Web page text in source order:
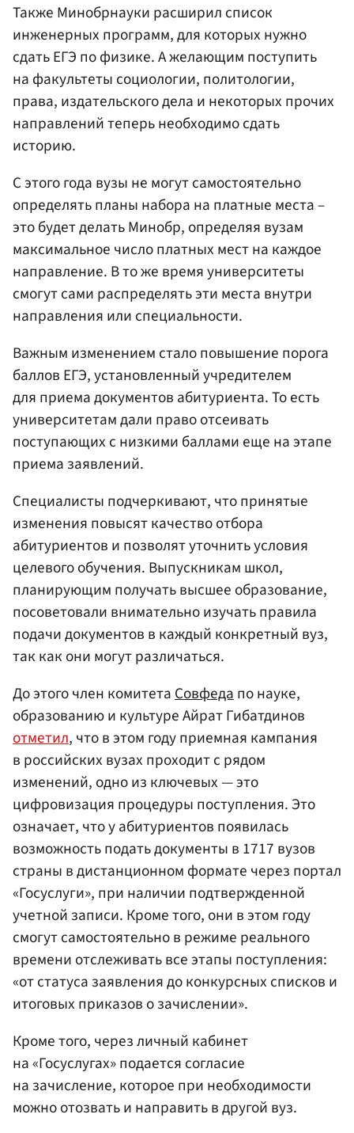
Также Минобрнауки расширил список
инженерных программ, для которых нужно
сдать ЕГЭ по физике. А желающим поступить
на факультеты социологии, политологии,
права, издательского дела и некоторых прочих
направлений теперь необходимо сдать
историю.
С этого года вузы не могут самостоятельно
определять планы набора на платные места –
это будет делать Минобр, определяя вузам
максимальное число платных мест на каждое
направление. В то же время университеты
смогут сами распределять эти места внутри
направления или специальности.
Важным изменением стало повышение порога
баллов ЕГЭ, установленный учредителем
для приема документов абитуриента. То есть
университетам дали право отсеивать
поступающих с низкими баллами еще на этапе
приема заявлений.
Специалисты подчеркивают, что принятые
изменения повысят качество отбора
абитуриентов и позволят уточнить условия
целевого обучения. Выпускникам школ,
планирующим получать высшее образование,
посоветовали внимательно изучать правила
подачи документов в каждый конкретный вуз,
так как они могут различаться.
До этого член комитетаСовфедапо науке,
образованию и культуре Айрат Гибатдинов
отметил, что в этом году приемная кампания
в российских вузах проходит с рядом
изменений, одно из ключевых — это
цифровизация процедуры поступления. Это
означает, что у абитуриентов появилась
возможность подать документы в 1717 вузов
страны в дистанционном формате через портал
«Госуслуги», при наличии подтвержденной
учетной записи. Кроме того, они в этом году
смогут самостоятельно в режиме реального
времени отслеживать все этапы поступления:
«от статуса заявления до конкурсных списков и
итоговых приказов о зачислении».
Кроме того, через личный кабинет
на «Госуслугах» подается согласие
на зачисление, которое при необходимости
можно отозвать и направить в другой вуз.